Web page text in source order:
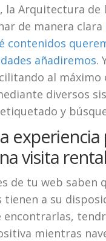
la Arquitectura de
de manera clara
contenidos
añadiremos.
al máximo
diversos
y
experiencia
visita
de tu web saben
a su
encontrarlas,
mientras